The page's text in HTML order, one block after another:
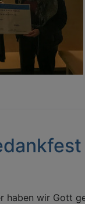
haben wir Gott